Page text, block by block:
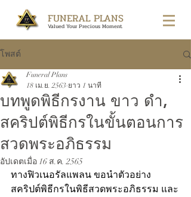
FUNERAL PLANS
Valued Your Precious Moment
โพสต์
บทพูดพิธีกรงาน ขาว ดำ,
สคริปต์พิธีกรในขั้นตอนการ
สวดพระอภิธรรม
Funeral Plans
18 เม.ย. 2563 ยาว 1 นาที
อัปเดตเมื่อ 16 ส.ค. 2565
ทางฟิวเนอรัลแพลน ขอนำตัวอย่าง
สคริปต์พิธีกรในพิธีสวดพระอภิธรรม และ